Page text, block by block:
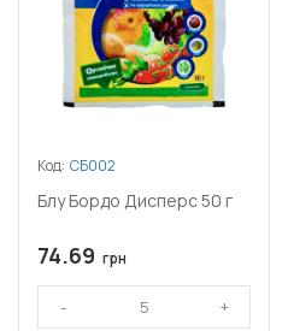
Код: СБ002
Блу Бордо Дисперс 50 г
74.69 грн